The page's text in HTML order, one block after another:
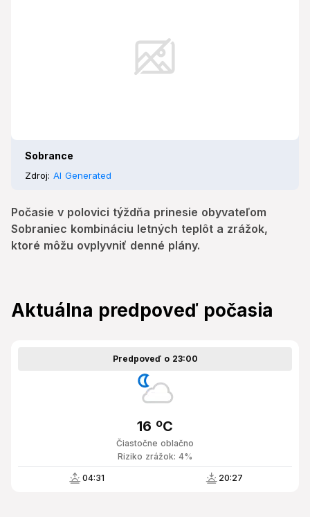
Sobrance
Zdroj: AI Generated
Počasie v polovici týždňa prinesie obyvateľom
Sobraniec kombináciu letných teplôt a zrážok,
ktoré môžu ovplyvniť denné plány.
Aktuálna predpoveď počasia
Predpoveď o 23:00
Čiastočne oblačno
16 ºC
Riziko zrážok: 4%
04:31 20:27